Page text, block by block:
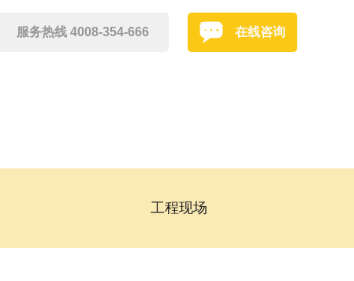
服务热线 4008-354-666 在线咨询
工程现场